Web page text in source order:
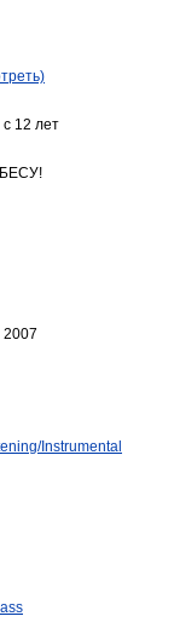
с 12 лет
БЕСУ!
2007
Instrumental